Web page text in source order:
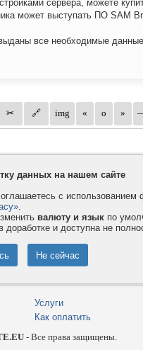
сервера, можете
может выступать ПО SAM
все необходимые
Услуги
Как оплатить
- Все права защищены.
данных на нашем сайте
с использованием
.
валюту и язык по
доработке и доступна не